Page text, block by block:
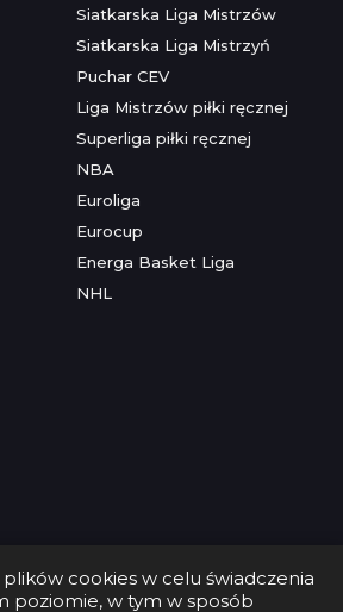
cookies w celu świadczenia
poziomie, w tym w sposób
Siatkarska Liga Mistrzów
Siatkarska Liga Mistrzyń
Puchar CEV
Liga Mistrzów piłki ręcznej
Superliga piłki ręcznej
NBA
Euroliga
Eurocup
Energa Basket Liga
NHL